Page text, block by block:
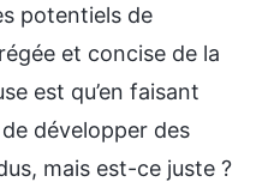
potentiels de
et concise de la
est qu’en faisant
développer des
mais est-ce juste ?